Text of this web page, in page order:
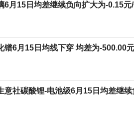
6月15日均差继续负向扩大为-0.15元
镨6月15日均线下穿 均差为-500.00
意社碳酸锂-电池级6月15日均差继